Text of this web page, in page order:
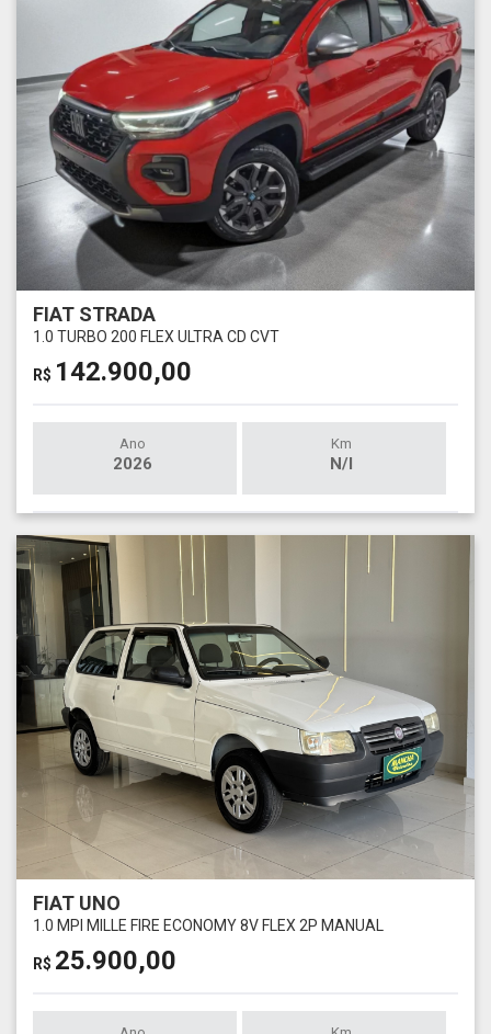
FIAT STRADA
1.0 TURBO 200 FLEX ULTRA CD CVT
R$ 142.900,00
Ano
2026
Km
N/I
FIAT UNO
1.0 MPI MILLE FIRE ECONOMY 8V FLEX 2P MANUAL
R$ 25.900,00